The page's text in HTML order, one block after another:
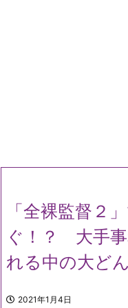
「全裸監督２
ぐ！？ 大手
れる中の大ど
2021年1月4日